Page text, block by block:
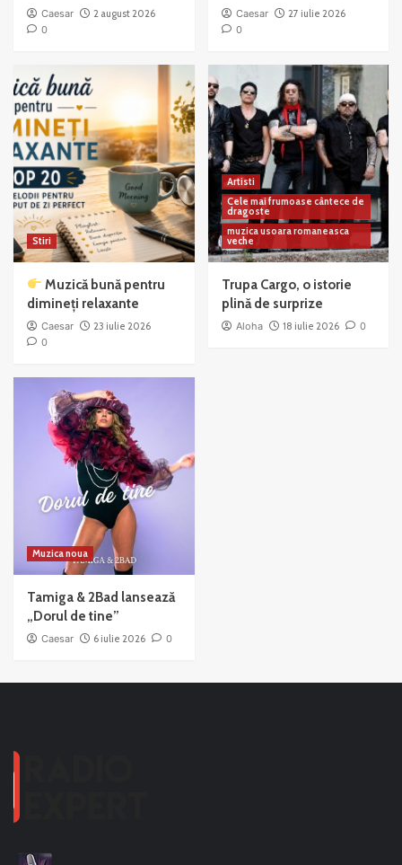
Caesar
2 august 2026
0
Caesar
27 iulie 2026
0
Stiri
Muzică bună pentru
dimineți relaxante
Caesar
23 iulie 2026
0
Artisti
Cele mai frumoase cântece de
dragoste
muzica usoara romaneasca
veche
Trupa Cargo, o istorie
plină de surprize
Aloha 18 iulie 2026 0
Muzica noua
Tamiga & 2Bad lansează
„Dorul de tine”
Caesar 6 iulie 2026 0